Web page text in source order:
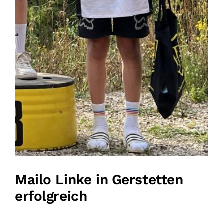
Mailo Linke in Gerstetten
erfolgreich